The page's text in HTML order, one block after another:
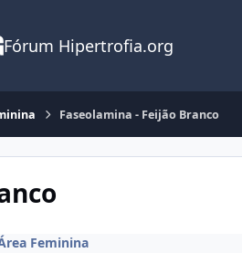
Fórum Hipertrofia.org
Faseolamina - Feijão Branco
Feminina